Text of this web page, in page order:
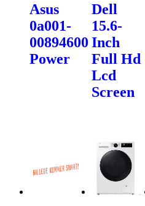
Asus
0a001-
00894600
Power
Dell
15.6-
Inch
Full Hd
Lcd
Screen